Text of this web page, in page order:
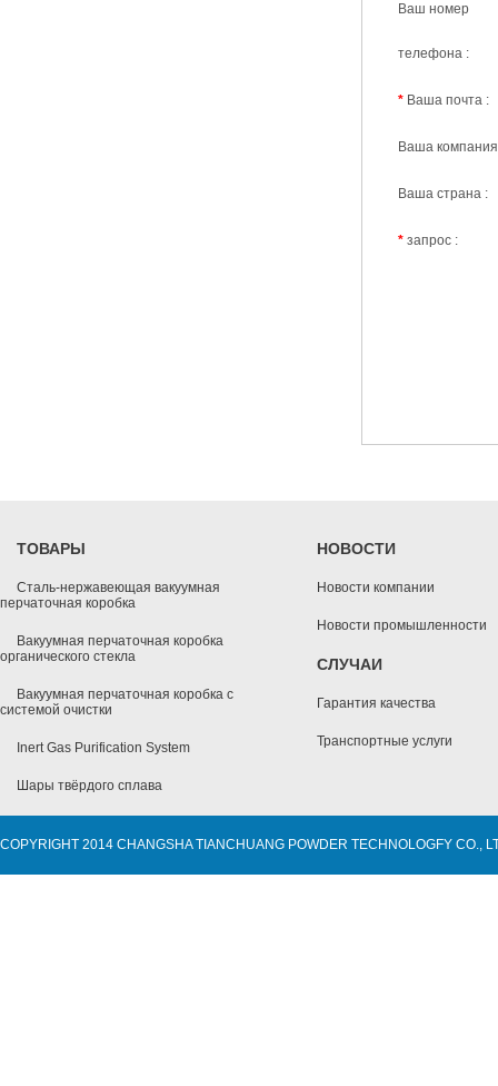
Ваш номер
телефона :
* Ваша почта :
Ваша
Ваша страна :
* запрос :
ТОВАРЫ
Сталь-нержавеющая вакуумная
перчаточная коробка
Вакуумная перчаточная коробка
органического стекла
Вакуумная перчаточная коробка с
системой очистки
Inert Gas Purification System
Шары твёрдого сплава
НОВОСТИ
Новости компании
Новости промышленности
СЛУЧАИ
Гарантия качества
Транспортные услуги
COPYRIGHT 2014 CHANGSHA TIANCHUANG POWDER TECHNOLOGFY CO.,